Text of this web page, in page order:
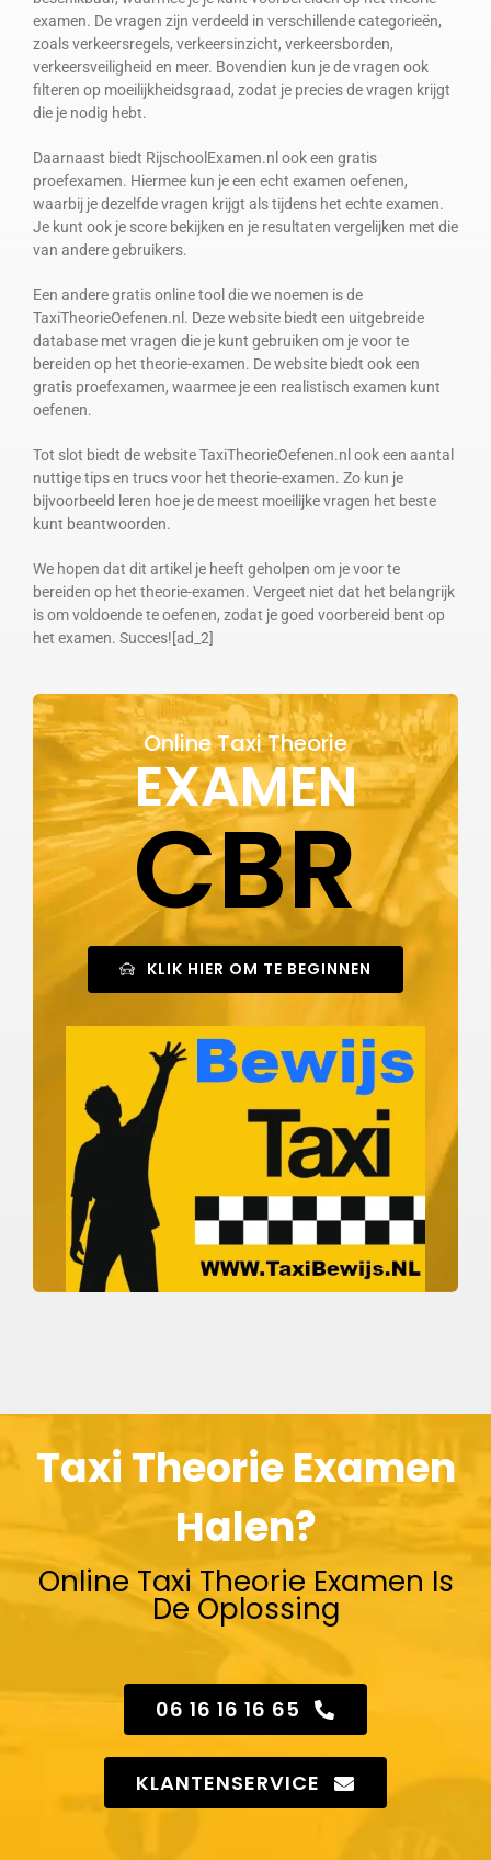
examen. De vragen zijn verdeeld in verschillende categorieën,
zoals verkeersregels, verkeersinzicht, verkeersborden,
verkeersveiligheid en meer. Bovendien kun je de vragen ook
filteren op moeilijkheidsgraad, zodat je precies de vragen krijgt
die je nodig hebt.
Daarnaast biedt RijschoolExamen.nl ook een gratis
proefexamen. Hiermee kun je een echt examen oefenen,
waarbij je dezelfde vragen krijgt als tijdens het echte examen.
Je kunt ook je score bekijken en je resultaten vergelijken met die
van andere gebruikers.
Een andere gratis online tool die we noemen is de
TaxiTheorieOefenen.nl. Deze website biedt een uitgebreide
database met vragen die je kunt gebruiken om je voor te
bereiden op het theorie-examen. De website biedt ook een
gratis proefexamen, waarmee je een realistisch examen kunt
oefenen.
Tot slot biedt de website TaxiTheorieOefenen.nl ook een aantal
nuttige tips en trucs voor het theorie-examen. Zo kun je
bijvoorbeeld leren hoe je de meest moeilijke vragen het beste
kunt beantwoorden.
We hopen dat dit artikel je heeft geholpen om je voor te
bereiden op het theorie-examen. Vergeet niet dat het belangrijk
is om voldoende te oefenen, zodat je goed voorbereid bent op
het examen. Succes![ad_2]
Online Taxi Theorie
EXAMEN
CBR
KLIK HIER OM TE BEGINNEN
Taxi Theorie Examen
Halen?
Online Taxi Theorie Examen Is
De Oplossing
06 16 16 16 65
KLANTENSERVICE